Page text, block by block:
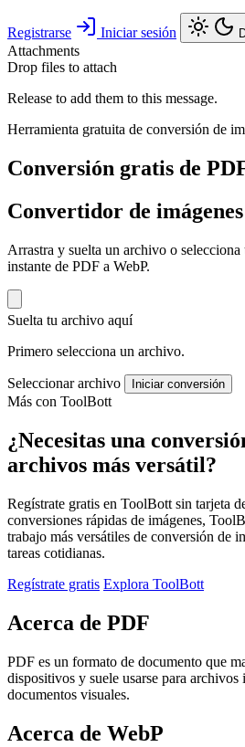
Registrarse Iniciar sesión
Attachments
Drop files to attach
Release to add them to this message.
Herramienta gratuita de conversión de
Conversión gratis de
Convertidor de
Arrastra y suelta un archivo o
instante de PDF a WebP.
Suelta tu archivo aquí
Primero selecciona un archivo.
Seleccionar archivo Iniciar conversión
Más con ToolBott
¿Necesitas una
archivos más versátil?
Regístrate gratis en ToolBott sin tarjeta
conversiones rápidas de imágenes,
trabajo más versátiles de conversión de
tareas cotidianas.
Regístrate gratis Explora ToolBott
Acerca de PDF
PDF es un formato de documento que
dispositivos y suele usarse para
documentos visuales.
Acerca de WebP